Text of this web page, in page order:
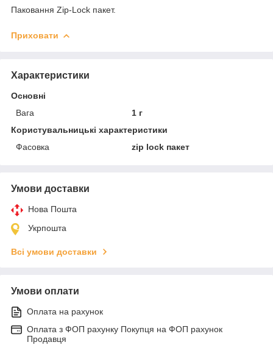
Паковання Zip-Lock пакет.
Приховати
Характеристики
Основні
Вага
1 г
Користувальницькі характеристики
Фасовка
zip lock пакет
Умови доставки
Нова Пошта
Укрпошта
Всі умови доставки
Умови оплати
Оплата на рахунок
Оплата з ФОП рахунку Покупця на ФОП рахунок
Продавця